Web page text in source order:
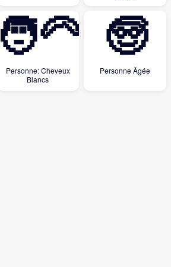
🧑‍🦳
Personne: Cheveux
Blancs
🧓
Personne Âgée